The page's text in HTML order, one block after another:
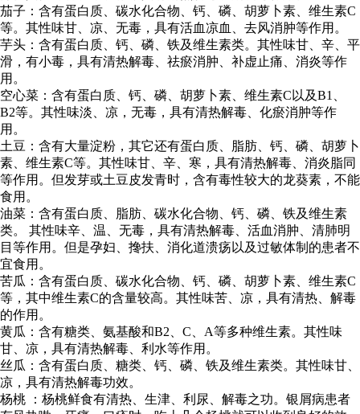
茄子：含有蛋白质、碳水化合物、钙、磷、胡萝卜素、维生素C
等。其性味甘、凉、无毒，具有活血凉血、去风消肿等作用。
芋头：含有蛋白质、钙、磷、铁及维生素类。其性味甘、辛、平
滑，有小毒，具有清热解毒、祛瘀消肿、补虚止痛、消炎等作
用。
空心菜：含有蛋白质、钙、磷、胡萝卜素、维生素C以及B1、
B2等。其性味淡、凉，无毒，具有清热解毒、化瘀消肿等作
用。
土豆：含有大量淀粉，其它还有蛋白质、脂肪、钙、磷、胡萝卜
素、维生素C等。其性味甘、辛、寒，具有清热解毒、消炎脂同
等作用。但发芽或土豆皮发青时，含有毒性较大的龙葵素，不能
食用。
油菜：含有蛋白质、脂肪、碳水化合物、钙、磷、铁及维生素
类。 其性味辛、温、无毒，具有清热解毒、活血消肿、清肺明
目等作用。但是孕妇、搀扶、消化道溃疡以及过敏体制的患者不
宜食用。
苦瓜：含有蛋白质、碳水化合物、钙、磷、胡萝卜素、维生素C
等，其中维生素C的含量较高。其性味苦、凉，具有清热、解毒
的作用。
黄瓜：含有糖类、氨基酸和B2、C、A等多种维生素。其性味
甘、凉，具有清热解毒、利水等作用。
丝瓜：含有蛋白质、糖类、钙、磷、铁及维生素类。其性味甘、
凉，具有清热解毒功效。
杨桃 ：杨桃鲜食有清热、生津、利尿、解毒之功。银屑病患者